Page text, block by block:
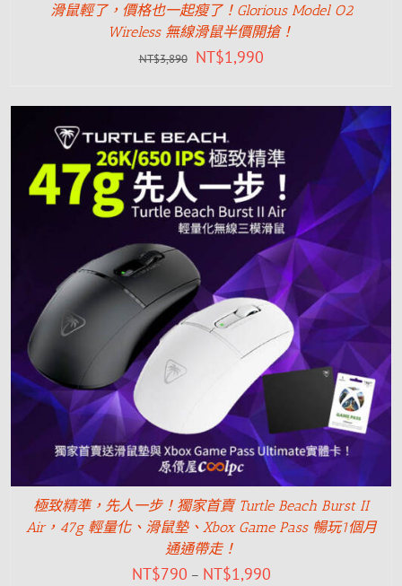
滑鼠輕了，價格也一起瘦了！Glorious Model O2
Wireless 無線滑鼠半價開搶！
NT$3,890 NT$1,990
極致精準，先人一步！獨家首賣 Turtle Beach Burst II
Air，47g 輕量化、滑鼠墊、Xbox Game Pass 暢玩1個月
通通帶走！
NT$790 – NT$1,990